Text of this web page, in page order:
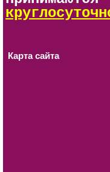
Карта сайта